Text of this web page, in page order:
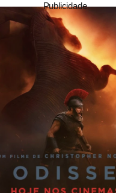
Publicidade